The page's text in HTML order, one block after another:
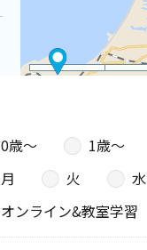
0歳〜 1歳〜
月 火 水
オンライン&教室学習